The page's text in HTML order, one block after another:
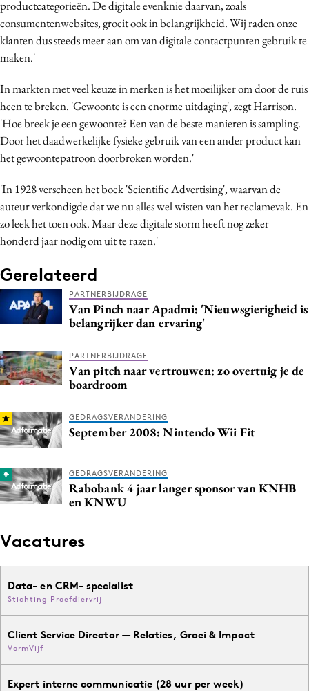
productcategorieën. De digitale evenknie daarvan, zoals
consumentenwebsites, groeit ook in belangrijkheid. Wij raden onze
klanten dus steeds meer aan om van digitale contactpunten gebruik te
maken.'
In markten met veel keuze in merken is het moeilijker om door de ruis
heen te breken. 'Gewoonte is een enorme uitdaging', zegt Harrison.
'Hoe breek je een gewoonte? Een van de beste manieren is sampling.
Door het daadwerkelijke fysieke gebruik van een ander product kan
het gewoontepatroon doorbroken worden.'
'In 1928 verscheen het boek 'Scientific Advertising', waarvan de
auteur verkondigde dat we nu alles wel wisten van het reclamevak. En
zo leek het toen ook. Maar deze digitale storm heeft nog zeker
honderd jaar nodig om uit te razen.'
Gerelateerd
PARTNERBIJDRAGE
Van Pinch naar Apadmi: 'Nieuwsgierigheid is
belangrijker dan ervaring'
PARTNERBIJDRAGE
Van pitch naar vertrouwen: zo overtuig je de
boardroom
GEDRAGSVERANDERING
September 2008: Nintendo Wii Fit
GEDRAGSVERANDERING
Rabobank 4 jaar langer sponsor van KNHB
en KNWU
Vacatures
Data- en CRM- specialist
Stichting Proefdiervrij
Client Service Director — Relaties, Groei & Impact
VormVijf
Expert interne communicatie (28 uur per week)